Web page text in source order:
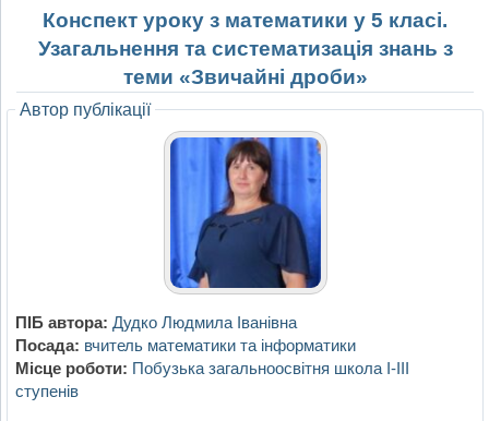
Конспект уроку з математики у 5 класі.
Узагальнення та систематизація знань з
теми «Звичайні дроби»
Автор публікації
ПІБ автора: Дудко Людмила Іванівна
Посада: вчитель математики та інформатики
Місце роботи: Побузька загальноосвітня школа І-ІІІ
ступенів